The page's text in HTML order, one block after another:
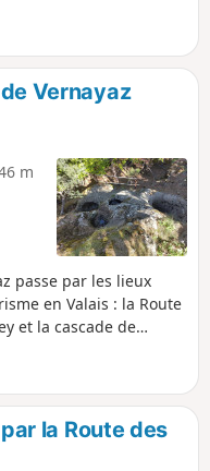
Vernayaz
m
passe par les lieux
en Valais : la Route
et la cascade de
Cela permet de
gorges du Dailley en
simplement un aller-
la Route des